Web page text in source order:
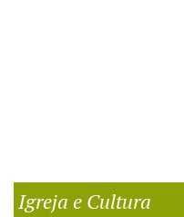
Igreja e Cultura